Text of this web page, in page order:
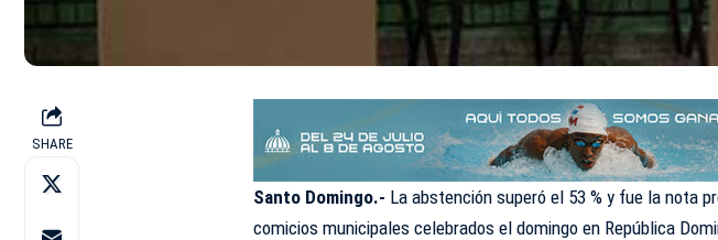
SHARE
Santo Domingo.- La abstención superó el 53 % y fue la nota
comicios municipales celebrados el domingo en República